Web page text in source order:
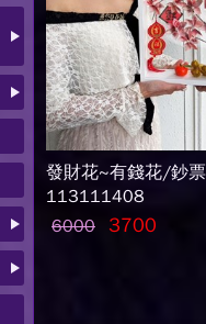
發財花~有錢花/鈔
113111408
6000 3700